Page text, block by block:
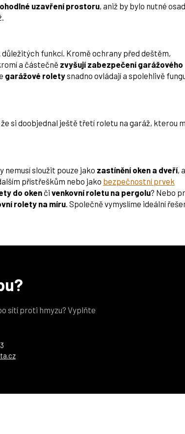
uzavření prostoru, aniž by bylo nutné
důležitých funkcí. Kromě ochrany před deštěm,
a částečně zvyšují zabezpečení garážového
garážové roletysnadno ovládají a spolehlivě
si doobjednal ještě třetí roletu na garáž, kterou
nemusí sloužit pouze jako zastínění oken a dveří,
přístřeškům nebo jako bezpečnostní prvek
do oken či venkovní roletu na pergolu? Nebo
rolety na míru. Společně vymyslíme ideální
sítí proti hmyzu? Vyplňte